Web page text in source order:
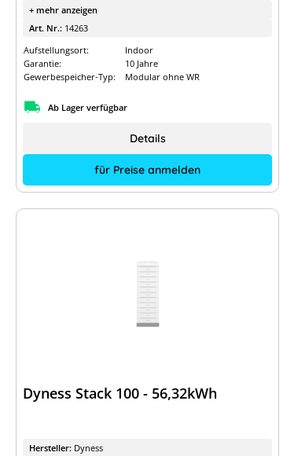
+ mehr anzeigen
Art. Nr.: 14263
Aufstellungsort:
Indoor
Garantie:
10 Jahre
Gewerbespeicher-Typ:
Modular ohne WR
Ab Lager verfügbar
für Preise anmelden
Details
Dyness Stack 100 - 56,32kWh
Hersteller: Dyness